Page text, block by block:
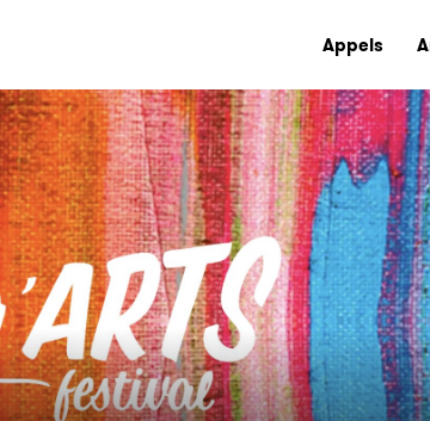
Appels